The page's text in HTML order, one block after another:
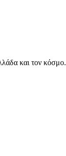
και τον κόσμο.